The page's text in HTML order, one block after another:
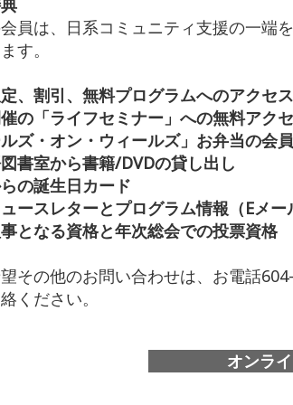
員は、日系コミュニティ支援の一端
す。
、割引、無料プログラムへのアクセス
の「ライフセミナー」への無料アク
ルズ・オン・ウィールズ」お弁当の会
書室から書籍/DVDの貸し出し
の誕生日カード
ースレターとプログラム情報（Eメー
となる資格と年次総会での投票資格
その他のお問い合わせは、お電話
ください。
オンラ